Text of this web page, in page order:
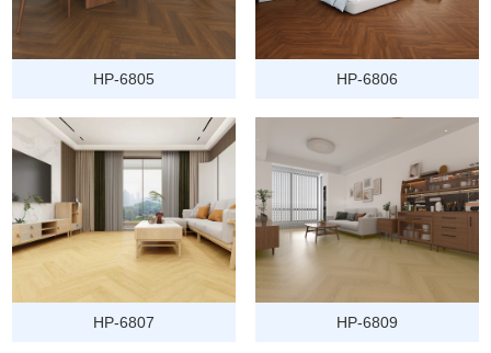
HP-6805 HP-6806
HP-6807 HP-6809